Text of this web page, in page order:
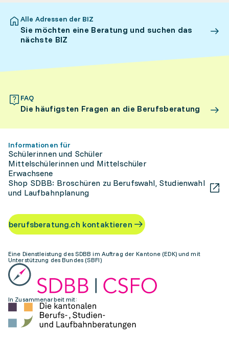
Alle Adressen der BIZ
Sie möchten eine Beratung und suchen das
nächste BIZ
FAQ
Die häufigsten Fragen an die Berufsberatung
Informationen für
Schülerinnen und Schüler
Mittelschülerinnen und Mittelschüler
Erwachsene
Shop SDBB: Broschüren zu Berufswahl, Studienwahl
und Laufbahnplanung
berufsberatung.ch kontaktieren
Eine Dienstleistung des SDBB im Auftrag der Kantone (EDK) und mit
Unterstützung des Bundes (SBFI)
In Zusammenarbeit mit: